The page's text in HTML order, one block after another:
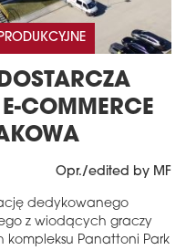
COMMERCE
Opr./edited by MF
dedykowanego
z wiodących graczy
Panattoni Park